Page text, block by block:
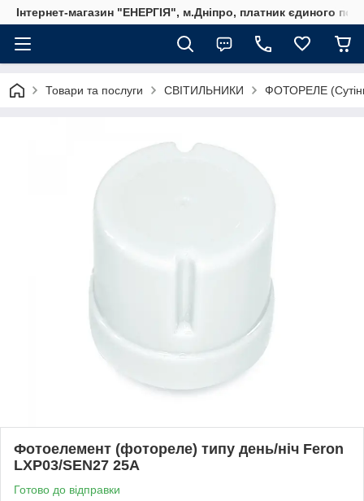
Інтернет-магазин "ЕНЕРГІЯ", м.Дніпро, платник єдиного
Товари та послуги СВІТИЛЬНИКИ ФОТОРЕЛЕ
Фотоелемент (фотореле) типу день/ніч Feron
LXP03/SEN27 25А
Готово до відправки